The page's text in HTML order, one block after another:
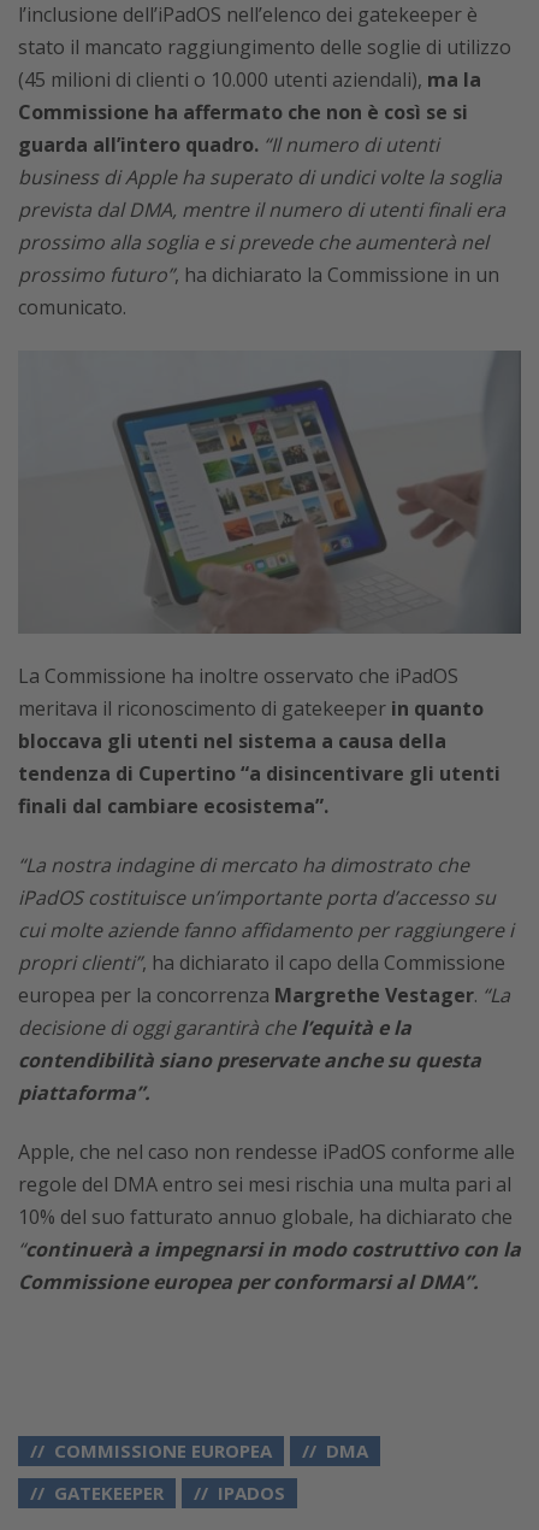
l’inclusione dell’iPadOS nell’elenco dei gatekeeper è
stato il mancato raggiungimento delle soglie di utilizzo
(45 milioni di clienti o 10.000 utenti aziendali), ma la
Commissione ha affermato che non è così se si
guarda all’intero quadro. “Il numero di utenti
business di Apple ha superato di undici volte la soglia
prevista dal DMA, mentre il numero di utenti finali era
prossimo alla soglia e si prevede che aumenterà nel
prossimo futuro”, ha dichiarato la Commissione in un
comunicato.
La Commissione ha inoltre osservato che iPadOS
meritava il riconoscimento di gatekeeper in quanto
bloccava gli utenti nel sistema a causa della
tendenza di Cupertino “a disincentivare gli utenti
finali dal cambiare ecosistema”.
“La nostra indagine di mercato ha dimostrato che
iPadOS costituisce un’importante porta d’accesso su
cui molte aziende fanno affidamento per raggiungere i
propri clienti”, ha dichiarato il capo della Commissione
europea per la concorrenza Margrethe Vestager. “La
decisione di oggi garantirà chel’equità e la
contendibilità siano preservate anche su questa
piattaforma”.
Apple, che nel caso non rendesse iPadOS conforme alle
regole del DMA entro sei mesi rischia una multa pari al
10% del suo fatturato annuo globale, ha dichiarato che
“continuerà a impegnarsi in modo costruttivo con la
Commissione europea per conformarsi al DMA”.
COMMISSIONE EUROPEA
DMA
GATEKEEPER
IPADOS